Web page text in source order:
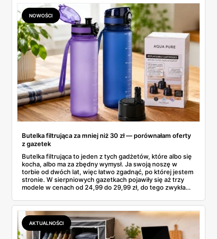
NOWOŚCI
Butelka filtrująca za mniej niż 30 zł — porównałam oferty
z gazetek
Butelka filtrująca to jeden z tych gadżetów, które albo się
kocha, albo ma za zbędny wymysł. Ja swoją noszę w
torbie od dwóch lat, więc łatwo zgadnąć, po której jestem
stronie. W sierpniowych gazetkach pojawiły się aż trzy
modele w cenach od 24,99 do 29,99 zł, do tego zwykła
wszystkie oferty i policzyłam, kiedy taki zakup faktycznie
się opłaca.
AKTUALNOŚCI